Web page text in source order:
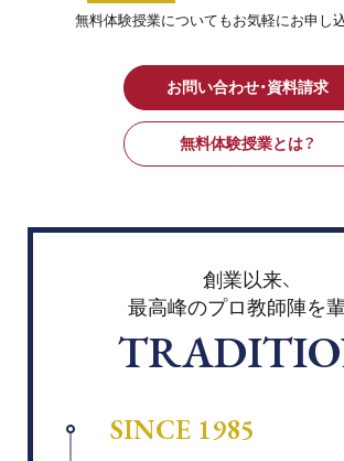
無料体験授業についてもお気軽にお申し
お問い合わせ・資料請求
無料体験授業とは？
創業以来、
最高峰のプロ教師陣を
SINCE 1985